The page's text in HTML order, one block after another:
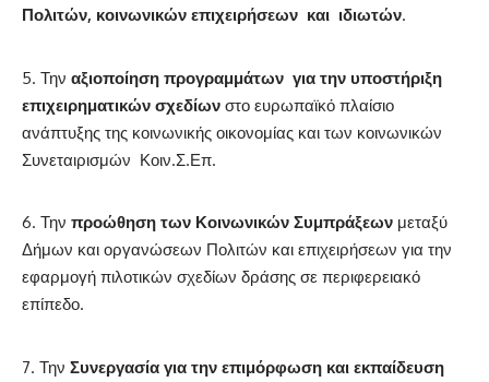
Πολιτών, κοινωνικών επιχειρήσεων και ιδιωτών.
Την αξιοποίηση προγραμμάτων για την υποστήριξη
επιχειρηματικών σχεδίων στο ευρωπαϊκό πλαίσιο
ανάπτυξης της κοινωνικής οικονομίας και των κοινωνικών
Συνεταιρισμών Κοιν.Σ.Επ.
Την προώθηση των Κοινωνικών Συμπράξεων μεταξύ
Δήμων και οργανώσεων Πολιτών και επιχειρήσεων για την
εφαρμογή πιλοτικών σχεδίων δράσης σε περιφερειακό
επίπεδο.
Την Συνεργασία για την επιμόρφωση και εκπαίδευση